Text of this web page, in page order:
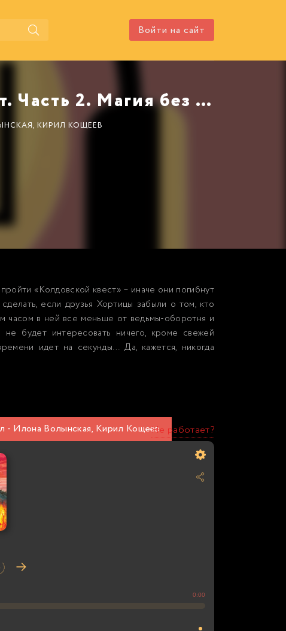
Войти на сайт
Аудиокнига Колдовской квест. Часть 2. Магия без правил автора Волынская Илона
КИРИЛ КОЩЕЕВ
«Колдовской квест» – иначе они погибнут
если друзья Хортицы забыли о том, кто
часом в ней все меньше от ведьмы-оборотня и
будет интересовать ничего, кроме свежей
идет на секунды… Да, кажется, никогда
- Илона Волынская, Кирил КощеевНе работает?
0:00